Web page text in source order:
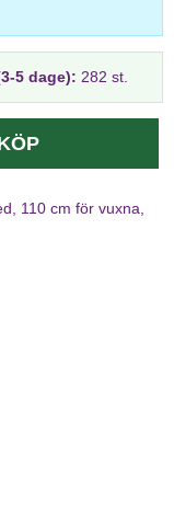
5 dage): 282 st.
110 cm för vuxna,